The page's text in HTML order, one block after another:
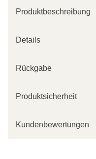
Produktbeschreibung
Details
Rückgabe
Produktsicherheit
Kundenbewertungen